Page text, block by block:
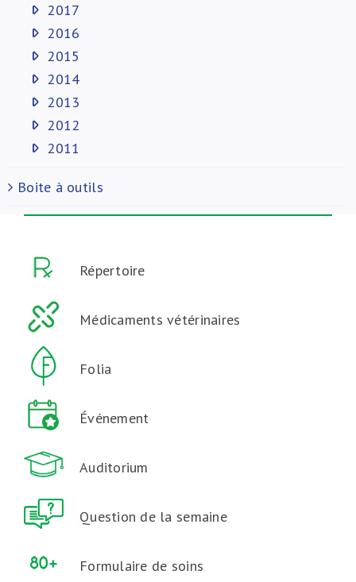
2017
2016
2015
2014
2013
2012
2011
Boite à outils
Répertoire
Médicaments vétérinaires
Folia
Événement
Auditorium
Question de la semaine
Formulaire de soins